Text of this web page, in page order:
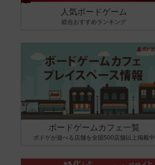
人気ボードゲーム
総合おすすめランキング
ボードゲームカフェ一覧
ボドゲが遊べる店舗を全国500店舗以上掲載中